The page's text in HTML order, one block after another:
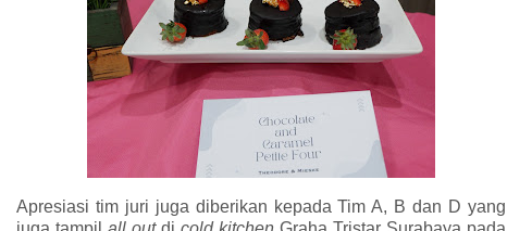
Apresiasi tim juri juga diberikan kepada Tim A, B dan D yang